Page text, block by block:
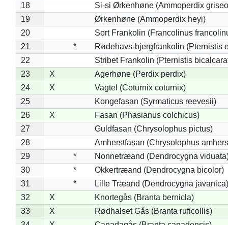
18
Si-si Ørkenhøne (Ammoperdix
19
Ørkenhøne (Ammoperdix heyi)
20
Sort Frankolin (Francolinus
21
*
Rødehavs-bjergfrankolin (Pternistis
22
Stribet Frankolin (Pternistis
23
X
Agerhøne (Perdix perdix)
24
X
Vagtel (Coturnix coturnix)
25
Kongefasan (Syrmaticus reevesii)
26
X
Fasan (Phasianus colchicus)
27
Guldfasan (Chrysolophus pictus)
28
Amherstfasan (Chrysolophus
29
*
Nonnetræand (Dendrocygna
30
*
Okkertræand (Dendrocygna bicolor)
31
*
Lille Træand (Dendrocygna javanica)
32
X
Knortegås (Branta bernicla)
33
X
Rødhalset Gås (Branta ruficollis)